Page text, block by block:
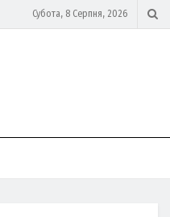
Субота, 8 Серпня, 2026